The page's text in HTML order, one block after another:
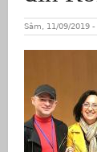
Sâm, 11/09/2019 -